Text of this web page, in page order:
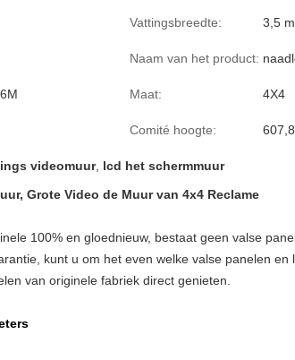
Vattingsbreedte: 3,5
Naam van het product:
Maat: 4X4
Comité hoogte:
videomuur, lcd het schermmuur
Grote Video de Muur van 4x4 Reclame
100% en gloednieuw, bestaat geen valse
kunt u om het even welke valse panelen en
van originele fabriek direct genieten.